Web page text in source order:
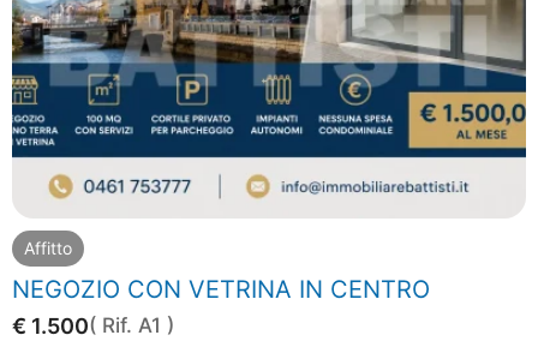
Affitto
NEGOZIO CON VETRINA IN CENTRO
€ 1.500( Rif. A1 )